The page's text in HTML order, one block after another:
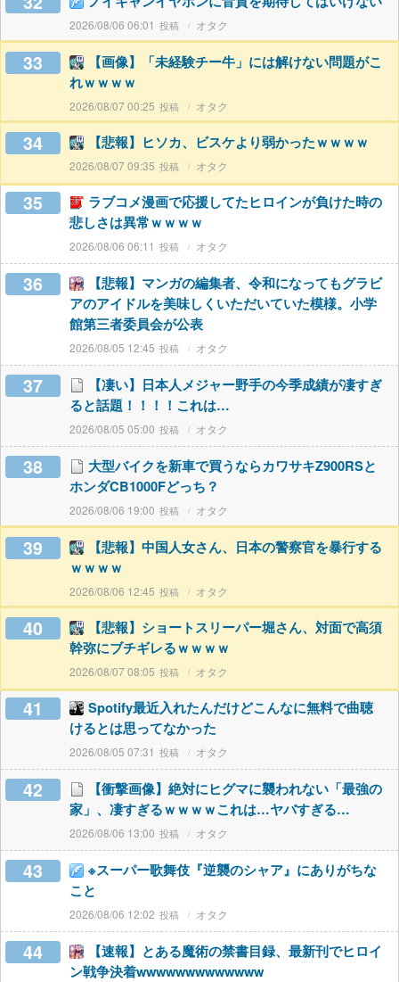
2026/08/06 06:01 オタク
33
【画像】「未経験チー牛」には解けない問題がこ
れｗｗｗｗ
2026/08/07 00:25 オタク
34 【悲報】ヒソカ、ビスケより弱かったｗｗｗｗ
2026/08/07 09:35 オタク
35
ラブコメ漫画で応援してたヒロインが負けた時の
悲しさは異常ｗｗｗｗ
2026/08/06 06:11 オタク
36
【悲報】マンガの編集者、令和になってもグラビ
アのアイドルを美味しくいただいていた模様。小学
館第三者委員会が公表
2026/08/05 12:45 オタク
37
【凄い】日本人メジャー野手の今季成績が凄すぎ
ると話題！！！！これは…
2026/08/05 05:00 オタク
38
大型バイクを新車で買うならカワサキZ900RSと
ホンダCB1000Fどっち？
2026/08/06 19:00 オタク
39
【悲報】中国人女さん、日本の警察官を暴行する
ｗｗｗｗ
2026/08/06 12:45 オタク
40
【悲報】ショートスリーパー堀さん、対面で高須
幹弥にブチギレるｗｗｗｗ
2026/08/07 08:05 オタク
41
Spotify最近入れたんだけどこんなに無料で曲聴
けるとは思ってなかった
2026/08/05 07:31 オタク
42
【衝撃画像】絶対にヒグマに襲われない「最強の
家」、凄すぎるｗｗｗｗこれは…ヤバすぎる…
2026/08/06 13:00 オタク
43
※スーパー歌舞伎『逆襲のシャア』にありがちな
こと
2026/08/06 12:02 オタク
44
【速報】とある魔術の禁書目録、最新刊でヒロイ
ン戦争決着wwwwwwwwwwwww